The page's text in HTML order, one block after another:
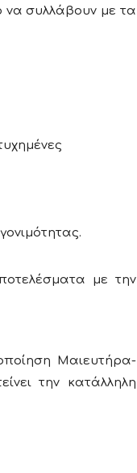
να συλλάβουν με τα
με την
Μαιευτήρα-
την κατάλληλη